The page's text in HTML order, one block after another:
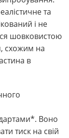
та
і не
шовковистою
схожим на
в
Воно
тиск на свій